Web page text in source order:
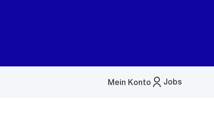
Jobs
Mein Konto
Menü